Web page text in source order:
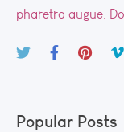
pharetra augue.
Popular Posts